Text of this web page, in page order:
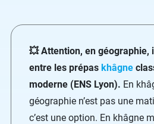
💥 Attention, en géographie,
entre les prépas khâgne
moderne (ENS Lyon). En
géographie n’est pas une
c’est une option. En khâgne